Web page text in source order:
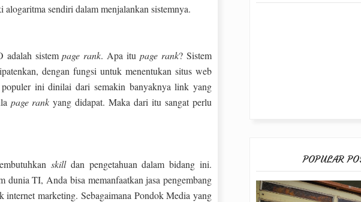
sendiri dalam menjalankan sistemnya.
adalah sistempage rank. Apa itupage rank? Sistem
dengan fungsi untuk menentukan situs web
ini dinilai dari semakin banyaknya link yang
page rank yang didapat. Maka dari itu sangat perlu
skilldan pengetahuan dalam bidang ini.
TI, Anda bisa memanfaatkan jasa pengembang
marketing. Sebagaimana Pondok Media yang
POPULAR